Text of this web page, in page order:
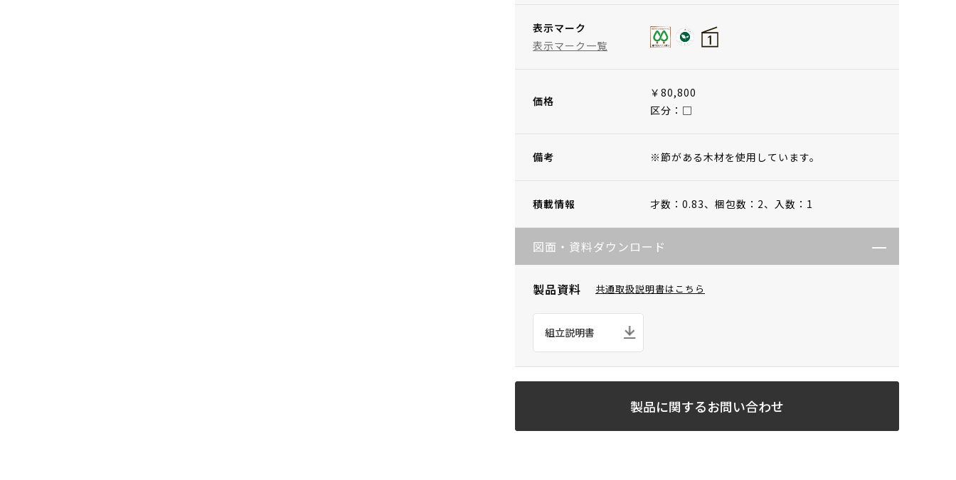
表示マーク
表示マーク一覧
価格
￥80,800
区分：□
備考 ※節がある木材を使用しています。
積載情報 才数：0.83、 梱包数：2、 入数：1
図面・資料ダウンロード
製品資料 共通取扱説明書はこちら
組立説明書
製品に関するお問い合わせ